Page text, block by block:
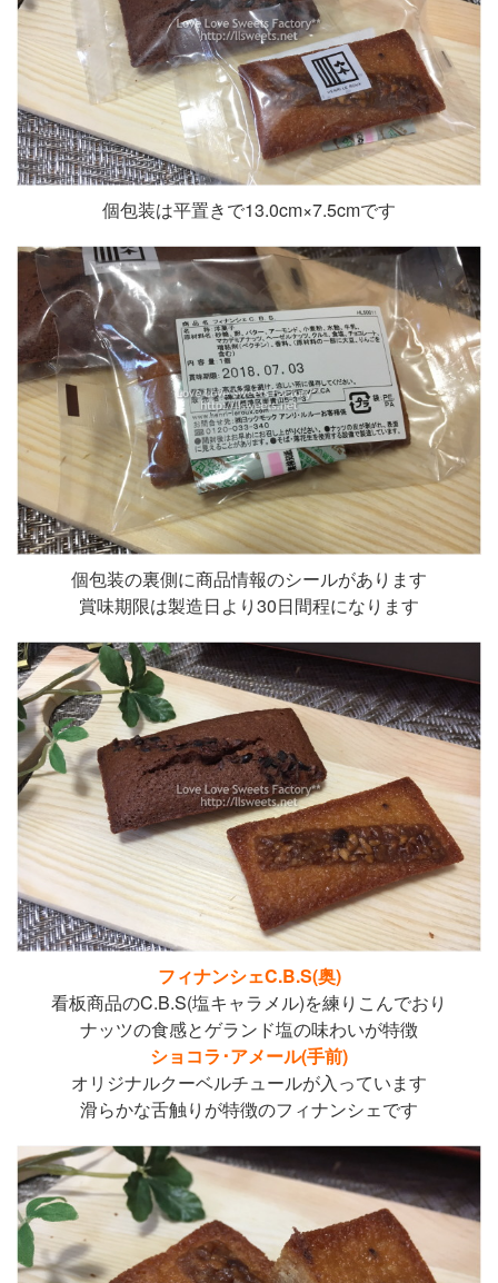
個包装は平置きで13.0cm×7.5cmです
個包装の裏側に商品情報のシールがあります
賞味期限は製造日より30日間程になります
フィナンシェC.B.S(奥)
看板商品のC.B.S(塩キャラメル)を練りこんでおり
ナッツの食感とゲランド塩の味わいが特徴
ショコラ･アメール(手前)
オリジナルクーベルチュールが入っています
滑らかな舌触りが特徴のフィナンシェです